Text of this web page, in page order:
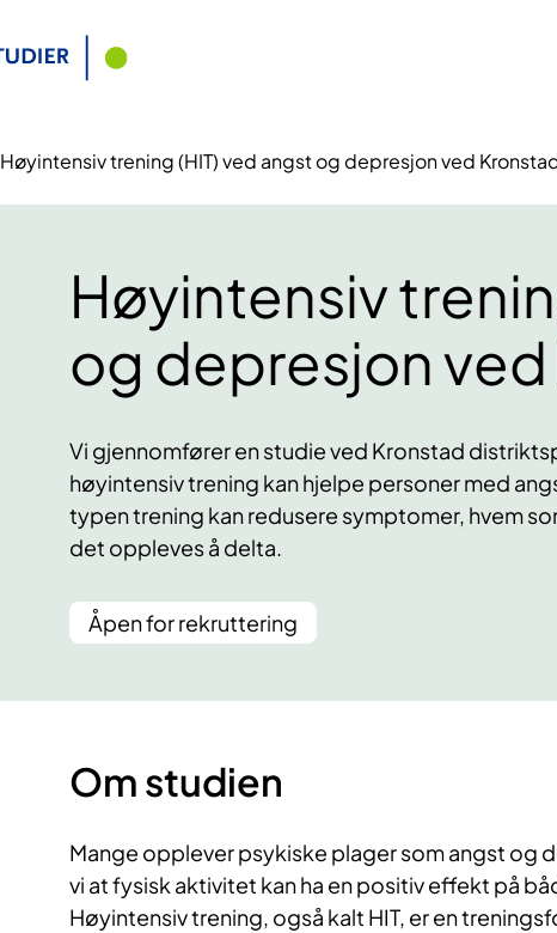
Høyintensiv trening (HIT) ved angst og depresjon ved
Høyintensiv
og depresjon ved
Vi gjennomfører en studie ved Kronstad
høyintensiv trening kan hjelpe personer med
typen trening kan redusere symptomer, hvem
det oppleves å delta.
Åpen for rekruttering
Om studien
Mange opplever psykiske plager som angst og
vi at fysisk aktivitet kan ha en positiv effekt på
Høyintensiv trening, også kalt HIT, er en